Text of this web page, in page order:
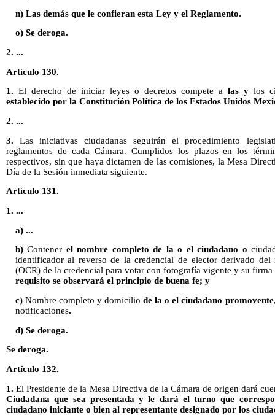
n) Las demás que le confieran esta Ley y el Reglamento.
o) Se deroga.
2. ...
Artículo 130.
1. El derecho de iniciar leyes o decretos compete a las y los
establecido por la Constitución Política de los Estados Unidos
2. ...
3. Las iniciativas ciudadanas seguirán el procedimiento
reglamentos de cada Cámara. Cumplidos los plazos en los
respectivos, sin que haya dictamen de las comisiones, la Mesa
Día de la Sesión inmediata siguiente.
Artículo 131.
1. ...
a) ...
b)Contener el nombre completo de la o el ciudadano o
identificador al reverso de la credencial de elector derivado del
(OCR) de la credencial para votar con fotografía vigente y su firma
requisito se observará el principio de buena fe; y
c) Nombre completo y domiciliode la o el ciudadano
notificaciones.
d) Se deroga.
Se deroga.
Artículo 132.
1.El Presidente de la Mesa Directiva de la Cámara de origen dará
Ciudadana que sea presentada y le dará el turno que
ciudadano iniciante o bien al representante designado por los